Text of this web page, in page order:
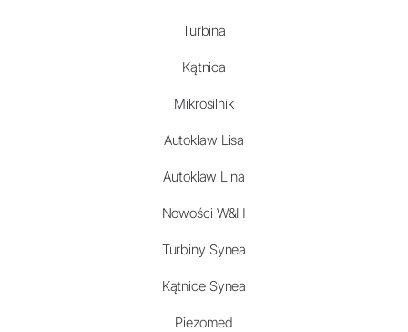
Turbina
Kątnica
Mikrosilnik
Autoklaw Lisa
Autoklaw Lina
Nowości W&H
Turbiny Synea
Kątnice Synea
Piezomed